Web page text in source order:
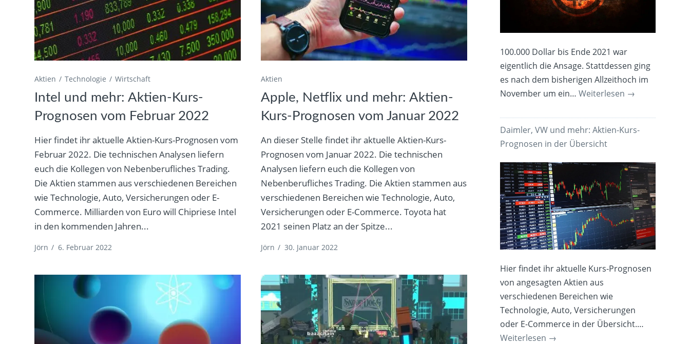
Aktien Technologie Wirtschaft
Intel und mehr: Aktien-Kurs-
Prognosen vom Februar 2022
Hier findet ihr aktuelle Aktien-Kurs-Prognosen vom
Februar 2022. Die technischen Analysen liefern
euch die Kollegen von Nebenberufliches Trading.
Die Aktien stammen aus verschiedenen Bereichen
wie Technologie, Auto, Versicherungen oder E-
Commerce. Milliarden von Euro will Chipriese Intel
in den kommenden Jahren...
Jörn / 6. Februar 2022
Aktien
Apple, Netflix und mehr: Aktien-
Kurs-Prognosen vom Januar 2022
An dieser Stelle findet ihr aktuelle Aktien-Kurs-
Prognosen vom Januar 2022. Die technischen
Analysen liefern euch die Kollegen von
Nebenberufliches Trading. Die Aktien stammen aus
verschiedenen Bereichen wie Technologie, Auto,
Versicherungen oder E-Commerce. Toyota hat
2021 seinen Platz an der Spitze...
Jörn / 30. Januar 2022
100.000 Dollar bis Ende 2021 war
eigentlich die Ansage. Stattdessen ging
es nach dem bisherigen Allzeithoch im
November um ein…Weiterlesen →
Daimler, VW und mehr: Aktien-Kurs-
Prognosen in der Übersicht
Hier findet ihr aktuelle Kurs-Prognosen
von angesagten Aktien aus
verschiedenen Bereichen wie
Technologie, Auto, Versicherungen
oder E-Commerce in der Übersicht.…
Weiterlesen →